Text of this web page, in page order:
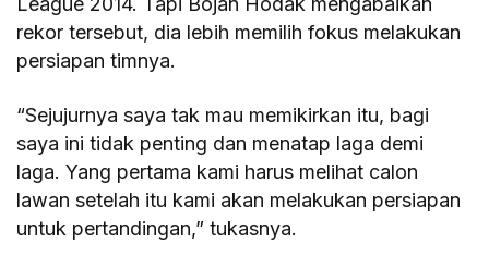
rekor tersebut, dia lebih memilih fokus melakukan
persiapan timnya.
“Sejujurnya saya tak mau memikirkan itu, bagi
saya ini tidak penting dan menatap laga demi
laga. Yang pertama kami harus melihat calon
lawan setelah itu kami akan melakukan persiapan
untuk pertandingan,” tukasnya.